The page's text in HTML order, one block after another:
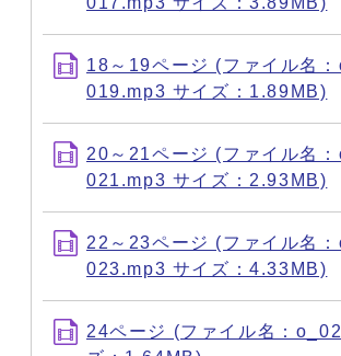
18～19ページ (ファイル名
019.mp3 サイズ：1.89MB)
20～21ページ (ファイル名
021.mp3 サイズ：2.93MB)
22～23ページ (ファイル名
023.mp3 サイズ：4.33MB)
24ページ (ファイル名：